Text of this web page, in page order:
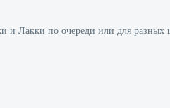
и Лакки по очереди или для разных